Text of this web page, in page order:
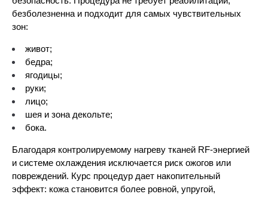
безболезненна и подходит для самых чувствительных
зон:
живот;
бедра;
ягодицы;
руки;
лицо;
шея и зона декольте;
бока.
Благодаря контролируемому нагреву тканей RF-энергией
и системе охлаждения исключается риск ожогов или
повреждений. Курс процедур дает накопительный
эффект: кожа становится более ровной, упругой,